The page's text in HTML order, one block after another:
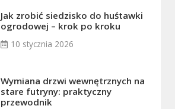
Jak zrobić siedzisko do huśtawki
ogrodowej – krok po kroku
10 stycznia 2026
Wymiana drzwi wewnętrznych na
stare futryny: praktyczny
przewodnik